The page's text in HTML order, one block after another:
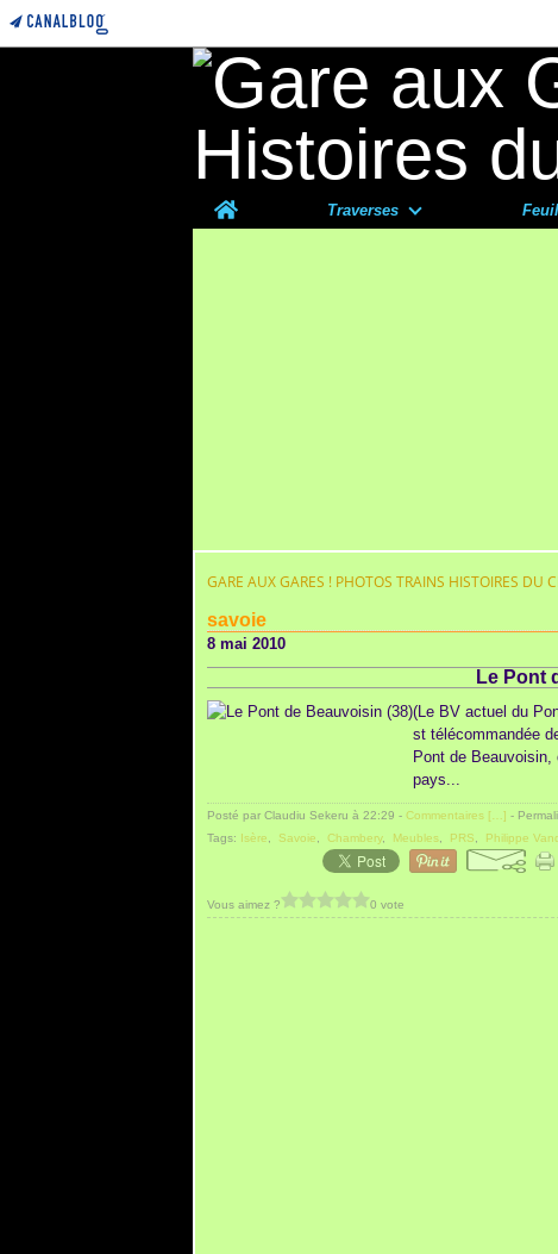
Home
Traverses
GARE AUX GARES ! PHOTOS TRAINS HISTOIRES DU
savoie
8 mai 2010
Le Pont
(Le BV actuel du
st télécommandée
Pont de
pays...
Posté par Claudiu Sekeru à 22:29 - Commentaires [ ] -
Tags: Isère Savoie Chambery, Meubles PRS Philippe
Vous aimez ? 0 vote